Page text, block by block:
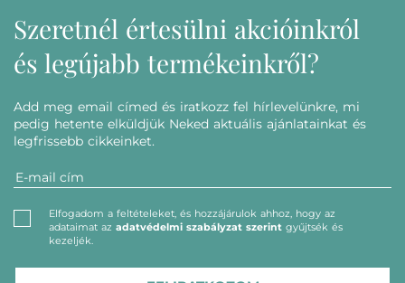
Szeretnél értesülni akcióinkról
és legújabb termékeinkről?
Add meg email címed és iratkozz fel hírlevelünkre, mi
pedig hetente elküldjük Neked aktuális ajánlatainkat és
legfrissebb cikkeinket.
Elfogadom a feltételeket, és hozzájárulok ahhoz, hogy az
adataimat az adatvédelmi szabályzat szerint gyűjtsék és
kezeljék.